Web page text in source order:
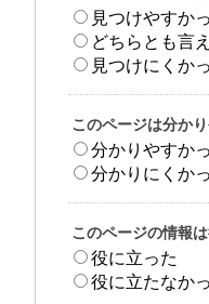
見つけやすか
どちらとも言
見つけにくか
このページは分か
分かりやすか
分かりにくか
このページの情報
役に立った
役に立たなか